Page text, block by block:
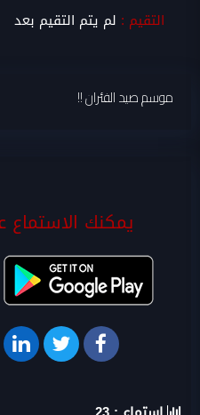
التقيم : لم يتم التقيم بعد
موسم صيد الفئران !!
يمكنك